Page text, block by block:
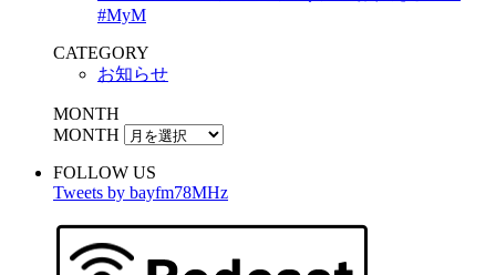
#MyM
CATEGORY
お知らせ
MONTH
MONTH
FOLLOW US
Tweets by bayfm78MHz